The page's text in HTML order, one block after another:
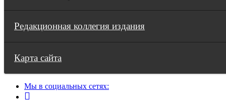
Редакционная коллегия издания
Карта сайта
Мы в социальных сетях: